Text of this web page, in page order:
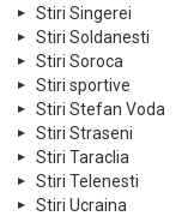
Stiri Singerei
Stiri Soldanesti
Stiri Soroca
Stiri sportive
Stiri Stefan Voda
Stiri Straseni
Stiri Taraclia
Stiri Telenesti
Stiri Ucraina